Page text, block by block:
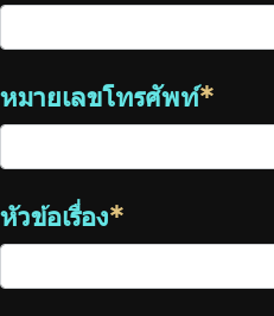
หมายเลขโทรศัพท์*
หัวข้อเรื่อง*